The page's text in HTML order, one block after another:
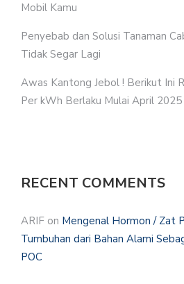
Mobil Kamu
Penyebab dan Solusi Tanaman
Tidak Segar Lagi
Awas Kantong Jebol ! Berikut Ini
Per kWh Berlaku Mulai April 2025
RECENT COMMENTS
ARIF on Mengenal Hormon / Zat
Tumbuhan dari Bahan Alami
POC